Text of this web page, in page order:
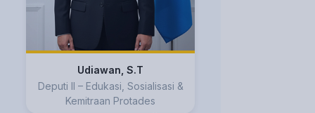
Udiawan, S.T
Deputi II – Edukasi, Sosialisasi &
Kemitraan Protades